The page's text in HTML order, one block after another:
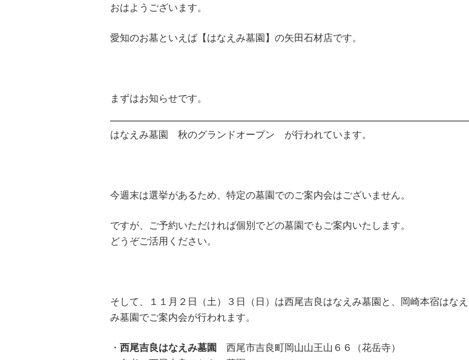
おはようございます。
愛知のお墓といえば【はなえみ墓園】の矢田石材店です。
まずはお知らせです。
はなえみ墓園 秋のグランドオープン が行われています。
今週末は選挙があるため、特定の墓園でのご案内会はございません。
ですが、ご予約いただければ個別でどの墓園でもご案内いたします。
どうぞご活用ください。
そして、１１月２日（土）３日（日）は西尾吉良はなえみ墓園と、岡崎本宿はなえ
み墓園でご案内会が行われます。
・ 西尾吉良はなえみ墓園 西尾市吉良町岡山山王山６６（花岳寺）